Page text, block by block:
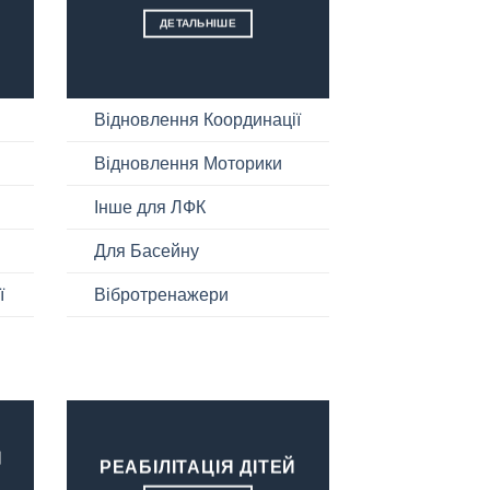
ДЕТАЛЬНІШЕ
Відновлення Координації
Відновлення Моторики
Інше для ЛФК
Для Басейну
Вібротренажери
РЕАБІЛІТАЦІЯ ДІТЕЙ